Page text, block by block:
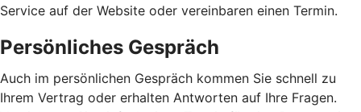
Service auf der Website oder vereinbaren einen Termin.
Persönliches Gespräch
Auch im persönlichen Gespräch kommen Sie schnell zu
Ihrem Vertrag oder erhalten Antworten auf Ihre Fragen.